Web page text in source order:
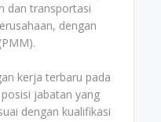
dan transportasi
dengan
kerja terbaru pada
jabatan yang
dengan kualifikasi